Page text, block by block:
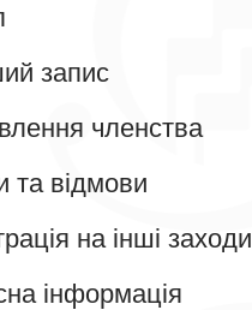
запис
членства
та відмови
на інші заходи
інформація